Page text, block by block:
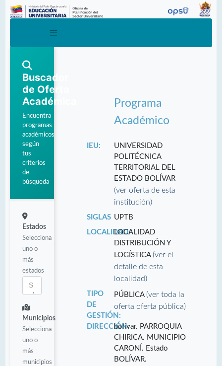
Buscador
de Oferta
Académica
Encuentra
programas
académicos
según
tus
criterios
de
búsqueda
Estados
Selecciona
uno o
más
estados
Municipios
Selecciona
uno o
más
municipios
Programa
Académico
IEU:
UNIVERSIDAD
POLITÉCNICA
TERRITORIAL DEL
ESTADO BOLÍVAR
(ver oferta de esta
institución)
SIGLAS UPTB
LOCALIDAD:LOCALIDAD
DISTRIBUCIÓN Y
LOGÍSTICA(ver el
detalle de esta
localidad)
TIPO
DE
GESTIÓN:
PÚBLICA(ver toda la
oferta oferta pública)
DIRECCIÓN:bolívar. PARROQUIA
CHIRICA. MUNICIPIO
CARONÍ. Estado
BOLÍVAR.